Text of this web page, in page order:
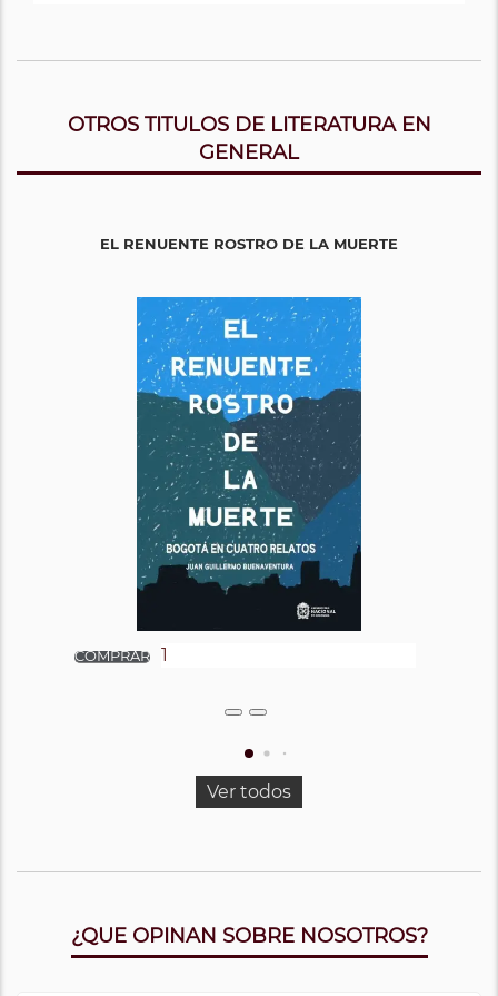
OTROS TITULOS DE LITERATURA EN
GENERAL
EL RENUENTE ROSTRO DE LA MUERTE
Ver todos
¿QUE OPINAN SOBRE NOSOTROS?